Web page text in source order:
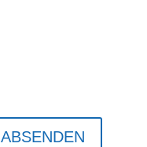
ABSENDEN